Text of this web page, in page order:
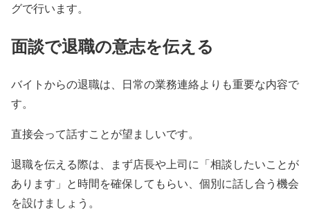
グで行います。
面談で退職の意志を伝える
バイトからの退職は、日常の業務連絡よりも重要な内容で
す。
直接会って話すことが望ましいです。
退職を伝える際は、まず店長や上司に「相談したいことが
あります」と時間を確保してもらい、個別に話し合う機会
を設けましょう。